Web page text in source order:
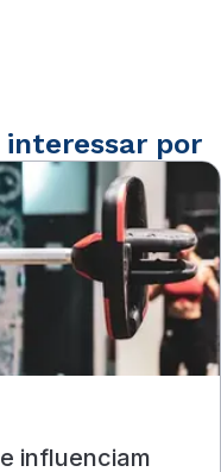
interessar por
influenciam